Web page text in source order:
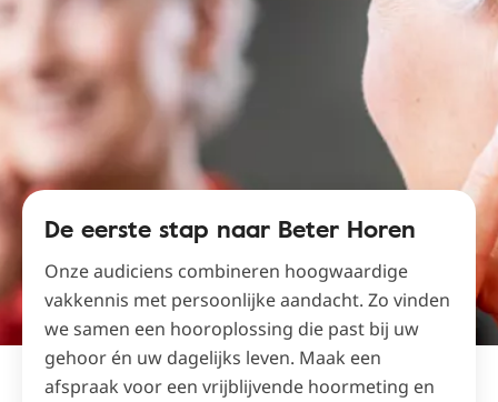
De eerste stap naar Beter Horen
Onze audiciens combineren hoogwaardige
vakkennis met persoonlijke aandacht. Zo vinden
we samen een hooroplossing die past bij uw
gehoor én uw dagelijks leven. Maak een
afspraak voor een vrijblijvende hoormeting en